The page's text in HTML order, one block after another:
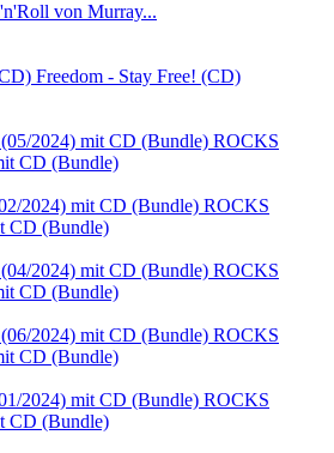
von Murray...
Freedom - Stay Free! (CD)
ROCKS
CD (Bundle)
ROCKS
CD (Bundle)
ROCKS
CD (Bundle)
ROCKS
CD (Bundle)
ROCKS
CD (Bundle)